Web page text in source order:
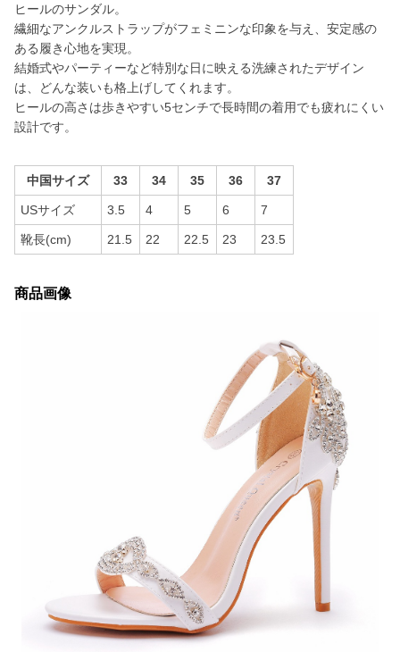
ヒールのサンダル。
繊細なアンクルストラップがフェミニンな印象を与え、安定感の
ある履き心地を実現。
結婚式やパーティーなど特別な日に映える洗練されたデザイン
は、どんな装いも格上げしてくれます。
ヒールの高さは歩きやすい5センチで長時間の着用でも疲れにくい
設計です。
中国サイズ 33 34 35 36 37
USサイズ 3.5 4 5 6 7
靴長(cm) 21.5 22 22.5 23 23.5
商品画像